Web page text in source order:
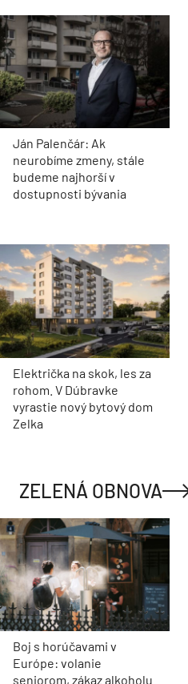
Ján Palenčár: Ak
neurobíme zmeny, stále
budeme najhorší v
dostupnosti bývania
Električka na skok, les za
rohom. V Dúbravke
vyrastie nový bytový dom
Zelka
ZELENÁ OBNOVA
Boj s horúčavami v
Európe: volanie
seniorom, zákaz alkoholu